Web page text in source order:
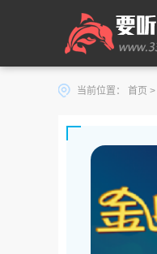
当前位置： 首页 >